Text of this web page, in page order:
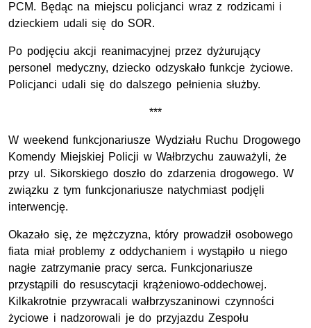
PCM. Będąc na miejscu policjanci wraz z rodzicami i
dzieckiem udali się do SOR.
Po podjęciu akcji reanimacyjnej przez dyżurujący
personel medyczny, dziecko odzyskało funkcje życiowe.
Policjanci udali się do dalszego pełnienia służby.
***
W weekend funkcjonariusze Wydziału Ruchu Drogowego
Komendy Miejskiej Policji w Wałbrzychu zauważyli, że
przy ul. Sikorskiego doszło do zdarzenia drogowego. W
związku z tym funkcjonariusze natychmiast podjęli
interwencję.
Okazało się, że mężczyzna, który prowadził osobowego
fiata miał problemy z oddychaniem i wystąpiło u niego
nagłe zatrzymanie pracy serca. Funkcjonariusze
przystąpili do resuscytacji krążeniowo-oddechowej.
Kilkakrotnie przywracali wałbrzyszaninowi czynności
życiowe i nadzorowali je do przyjazdu Zespołu